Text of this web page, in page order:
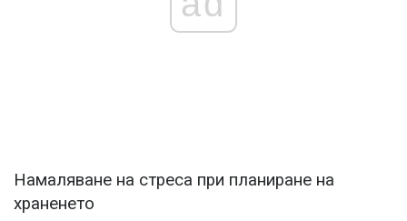
Намаляване на стреса при планиране на
храненето